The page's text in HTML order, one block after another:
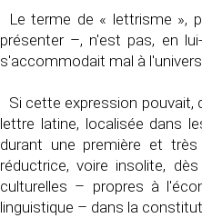
Le terme de « lettrisme »,
présenter –, n'est pas, en
s'accommodait mal à
Si cette expression pouvait,
lettre latine, localisée dans
durant une première et
réductrice, voire insolite,
culturelles – propres à
linguistique – dans la